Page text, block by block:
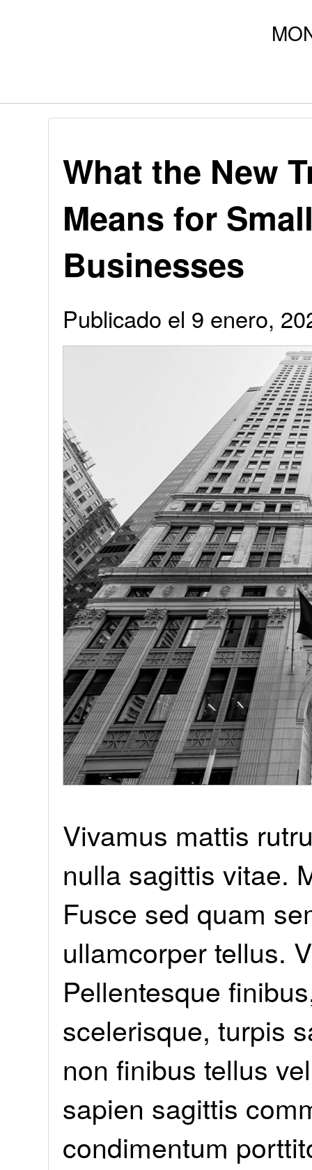
What the New
Means for
Businesses
Publicado el 9 enero,
Vivamus mattis
nulla sagittis vitae.
Fusce sed quam
ullamcorper tellus.
Pellentesque
scelerisque, turpis
non finibus tellus
sapien sagittis
condimentum